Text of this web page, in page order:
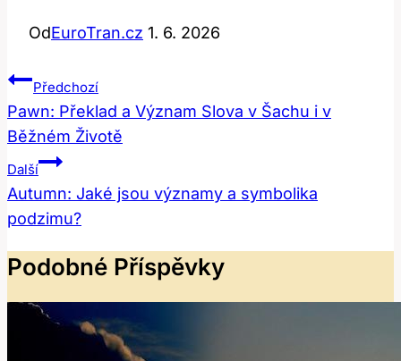
OdEuroTran.cz 1. 6. 2026
Navigace
Pro
Příspěvek
Předchozí
Pawn: Překlad a Význam Slova v Šachu i v
Běžném Životě
Další
Autumn: Jaké jsou významy a symbolika
podzimu?
Podobné Příspěvky